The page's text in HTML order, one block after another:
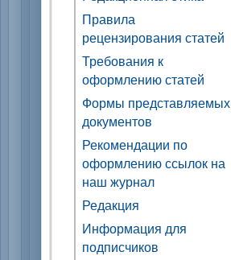
Правила
рецензирования статей
Требования к
оформлению статей
Формы представляемых
документов
Рекомендации по
оформлению ссылок на
наш журнал
Редакция
Информация для
подписчиков